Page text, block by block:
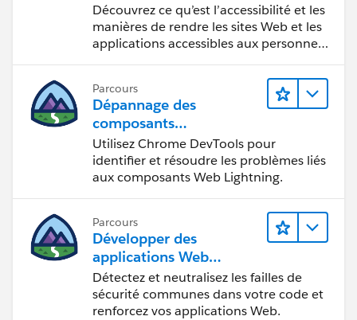
Découvrez ce qu’est l’accessibilité et les
manières de rendre les sites Web et les
applications accessibles aux personnes
Parcours
Dépannage des
composants
Web Lightning
Utilisez Chrome DevTools pour
identifier et résoudre les problèmes liés
aux composants Web Lightning.
Parcours
Développer des
applications Web
sécurisées
Détectez et neutralisez les failles de
sécurité communes dans votre code et
renforcez vos applications Web.